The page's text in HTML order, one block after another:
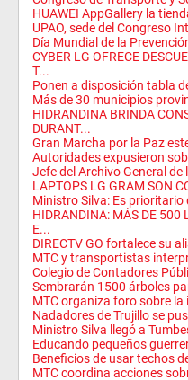
HUAWEI AppGallery la
UPAO, sede del Congreso
Día Mundial de la
CYBER LG OFRECE
T...
Ponen a disposición tabla
Más de 30 municipios
HIDRANDINA BRINDA
DURANT...
Gran Marcha por la Paz
Autoridades expusieron
Jefe del Archivo General
LAPTOPS LG GRAM SON
Ministro Silva: Es prioritario
HIDRANDINA: MÁS DE 500
E...
DIRECTV GO fortalece su
MTC y transportistas
Colegio de Contadores
Sembrarán 1500 árboles
MTC organiza foro sobre la
Nadadores de Trujillo se
Ministro Silva llegó a
Educando pequeños
Beneficios de usar techos
MTC coordina acciones